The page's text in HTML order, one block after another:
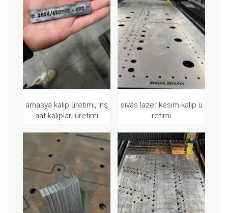
amasya kalıp üretimi, inş
aat kalıpları üretimi
sivas lazer kesim kalıp ü
retimi